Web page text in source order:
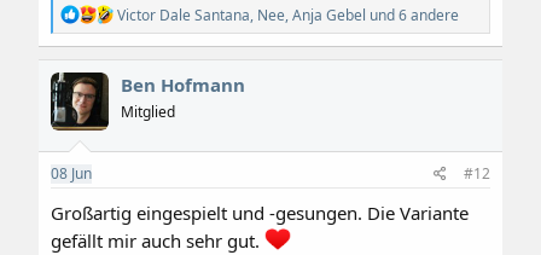
R
e
a
n
:
Victor Dale Santana, Nee,Anja Gebel und 6 andere
Ben Hofmann
Mitglied
08 Jun #12
Großartig eingespielt und -gesungen. Die Variante
gefällt mir auch sehr gut.